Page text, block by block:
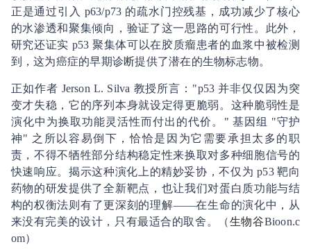
正是通过引入 p63/p73 的疏水门控残基，成功减少了核心
的水渗透和聚集倾向，验证了这一思路的可行性。此外，
研究还证实 p53 聚集体可以在胶质瘤患者的血浆中被检测
到，这为癌症的早期诊断提供了潜在的生物标志物。
正如作者 Jerson L. Silva 教授所言："p53 并非仅仅因为突
变才失稳，它的序列本身就设定得更脆弱。这种脆弱性是
演化中为换取功能灵活性而付出的代价。" 基因组 "守护
神" 之所以容易倒下，恰恰是因为它需要承担太多的职
责，不得不牺牲部分结构稳定性来换取对多种细胞信号的
快速响应。揭示这种演化上的精妙妥协，不仅为 p53 靶向
药物的研发提供了全新靶点，也让我们对蛋白质功能与结
构的权衡法则有了更深刻的理解——在生命的演化中，从
来没有完美的设计，只有最适合的取舍。（生物谷Bioon.c
om）